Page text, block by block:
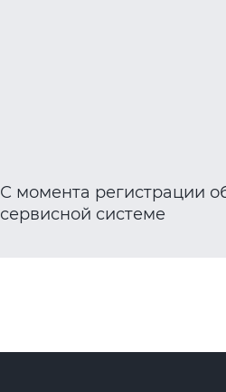
С момента регистрации
сервисной системе